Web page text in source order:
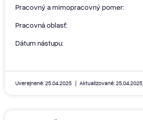
Pracovný a mimopracovný pomer:
Pracovná oblasť:
Dátum nástupu:
Uverejnené: 25.04.2025 Aktualizované: 25.04.2025